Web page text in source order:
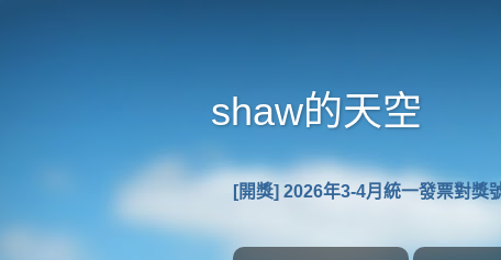
shaw的天空
[開獎] 2026年3-4月統一發票對獎